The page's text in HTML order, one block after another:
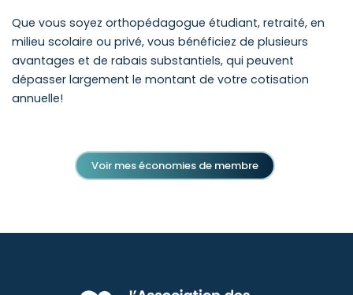
Que vous soyez orthopédagogue étudiant, retraité, en
milieu scolaire ou privé, vous bénéficiez de plusieurs
avantages et de rabais substantiels, qui peuvent
dépasser largement le montant de votre cotisation
annuelle!
Voir mes économies de membre